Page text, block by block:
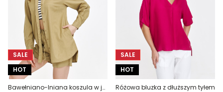
SALE
HOT
Bawełniano-lniana koszula w jasnozielonym kolorze
SALE
HOT
Różowa bluzka z dłuższym tyłem